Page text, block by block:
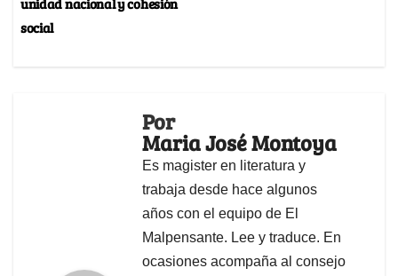
social
Por
Maria José Montoya
Es magister en literatura y
trabaja desde hace algunos
años con el equipo de El
Malpensante. Lee y traduce. En
ocasiones acompaña al consejo